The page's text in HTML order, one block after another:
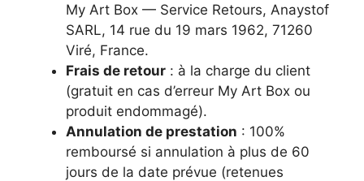
My Art Box — Service Retours, Anaystof
SARL, 14 rue du 19 mars 1962, 71260
Viré, France.
Frais de retour : à la charge du client
(gratuit en cas d’erreur My Art Box ou
produit endommagé).
Annulation de prestation : 100%
remboursé si annulation à plus de 60
jours de la date prévue (retenues